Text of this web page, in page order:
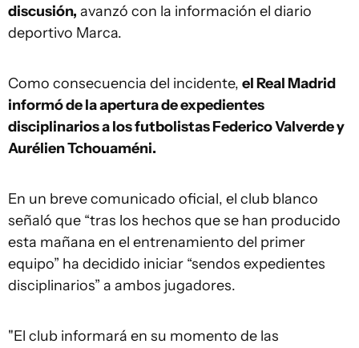
discusión, avanzó con la información el diario
deportivo Marca.
Como consecuencia del incidente, el Real Madrid
informó de la apertura de expedientes
disciplinarios a los futbolistas Federico Valverde y
Aurélien Tchouaméni.
En un breve comunicado oficial, el club blanco
señaló que “tras los hechos que se han producido
esta mañana en el entrenamiento del primer
equipo” ha decidido iniciar “sendos expedientes
disciplinarios” a ambos jugadores.
"El club informará en su momento de las